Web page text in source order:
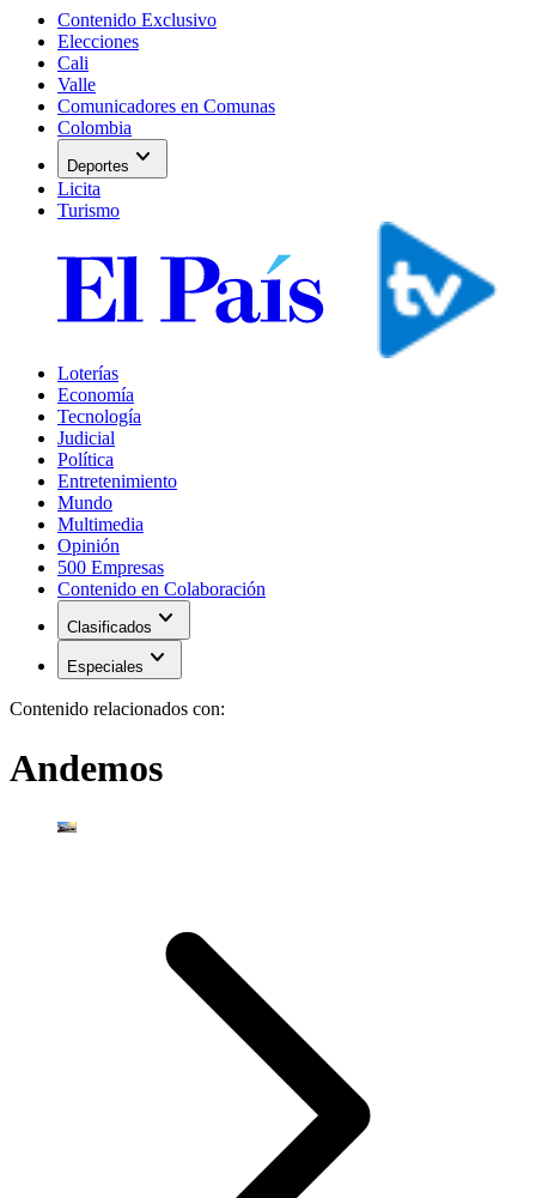
Contenido Exclusivo
Elecciones
Cali
Valle
Comunicadores en Comunas
Colombia
Deportes expand_more
Licita
Turismo
Loterías
Economía
Tecnología
Judicial
Política
Entretenimiento
Mundo
Multimedia
Opinión
500 Empresas
Contenido en Colaboración
Clasificados expand_more
Especiales expand_more
Contenido relacionados con:
Andemos